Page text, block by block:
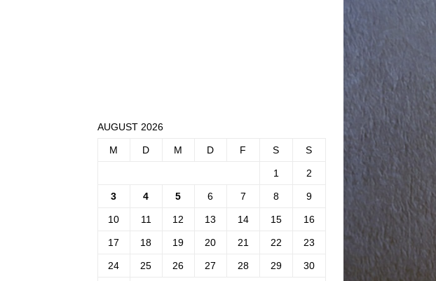
AUGUST 2026
M D M D F S S
1 2
3 4 5 6 7 8 9
10 11 12 13 14 15 16
17 18 19 20 21 22 23
24 25 26 27 28 29 30